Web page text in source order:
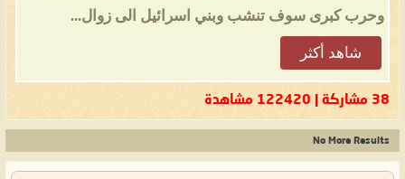
وحرب كبرى سوف تنشب وبني اسرائيل الى زوال...
شاهد أكثر
38 مشاركة | 122420 مشاهدة
No More Results